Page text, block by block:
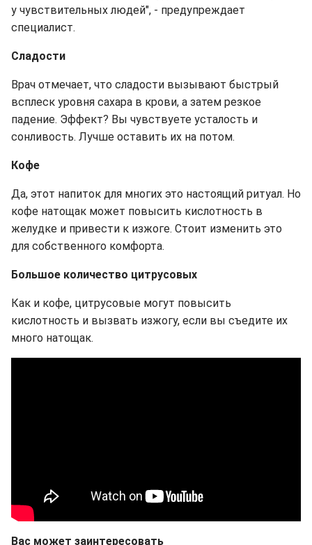
у чувствительных людей", - предупреждает
специалист.
Сладости
Врач отмечает, что сладости вызывают быстрый
всплеск уровня сахара в крови, а затем резкое
падение. Эффект? Вы чувствуете усталость и
сонливость. Лучше оставить их на потом.
Кофе
Да, этот напиток для многих это настоящий ритуал. Но
кофе натощак может повысить кислотность в
желудке и привести к изжоге. Стоит изменить это
для собственного комфорта.
Большое количество цитрусовых
Как и кофе, цитрусовые могут повысить
кислотность и вызвать изжогу, если вы съедите их
много натощак.
Вас может заинтересовать